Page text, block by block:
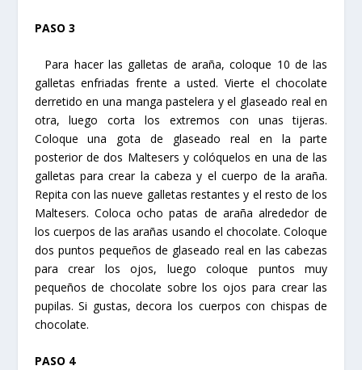
PASO 3
Para hacer las galletas de araña, coloque 10 de las
galletas enfriadas frente a usted. Vierte el chocolate
derretido en una manga pastelera y el glaseado real en
otra, luego corta los extremos con unas tijeras.
Coloque una gota de glaseado real en la parte
posterior de dos Maltesers y colóquelos en una de las
galletas para crear la cabeza y el cuerpo de la araña.
Repita con las nueve galletas restantes y el resto de los
Maltesers. Coloca ocho patas de araña alrededor de
los cuerpos de las arañas usando el chocolate. Coloque
dos puntos pequeños de glaseado real en las cabezas
para crear los ojos, luego coloque puntos muy
pequeños de chocolate sobre los ojos para crear las
pupilas. Si gustas, decora los cuerpos con chispas de
chocolate.
PASO 4